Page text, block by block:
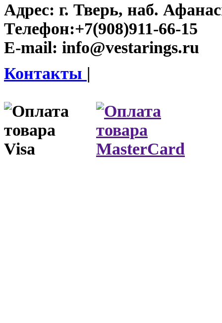
Адрес: г. Тверь, наб.
Телефон:+7(908)911-66-15
E-mail: info@vestarings.ru
Контакты |